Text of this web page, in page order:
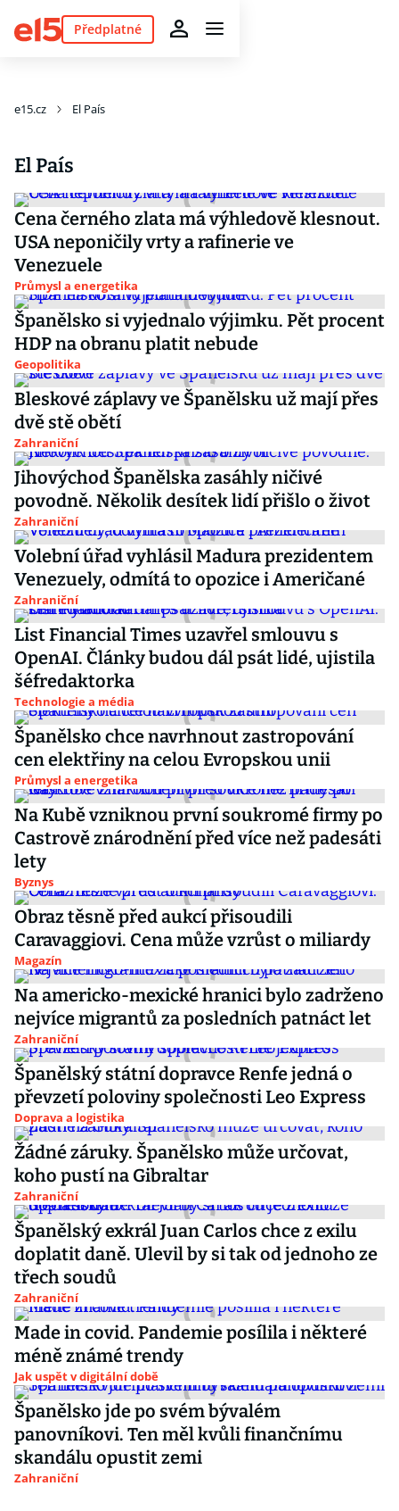
Předplatné
e15.cz El País
El País
Cena černého zlata má výhledově klesnout.
USA neponičily vrty a rafinerie ve
Venezuele
Průmysl a energetika
Španělsko si vyjednalo výjimku. Pět procent
HDP na obranu platit nebude
Geopolitika
Bleskové záplavy ve Španělsku už mají přes
dvě stě obětí
Zahraniční
Jihovýchod Španělska zasáhly ničivé
povodně. Několik desítek lidí přišlo o život
Zahraniční
Volební úřad vyhlásil Madura prezidentem
Venezuely, odmítá to opozice i Američané
Zahraniční
List Financial Times uzavřel smlouvu s
OpenAI. Články budou dál psát lidé, ujistila
šéfredaktorka
Technologie a média
Španělsko chce navrhnout zastropování
cen elektřiny na celou Evropskou unii
Průmysl a energetika
Na Kubě vzniknou první soukromé firmy po
Castrově znárodnění před více než padesáti
lety
Byznys
Obraz těsně před aukcí přisoudili
Caravaggiovi. Cena může vzrůst o miliardy
Magazín
Na americko-mexické hranici bylo zadrženo
nejvíce migrantů za posledních patnáct let
Zahraniční
Španělský státní dopravce Renfe jedná o
převzetí poloviny společnosti Leo Express
Doprava a logistika
Žádné záruky. Španělsko může určovat,
koho pustí na Gibraltar
Zahraniční
Španělský exkrál Juan Carlos chce z exilu
doplatit daně. Ulevil by si tak od jednoho ze
třech soudů
Zahraniční
Made in covid. Pandemie posílila i některé
méně známé trendy
Jak uspět v digitální době
Španělsko jde po svém bývalém
panovníkovi. Ten měl kvůli finančnímu
skandálu opustit zemi
Zahraniční